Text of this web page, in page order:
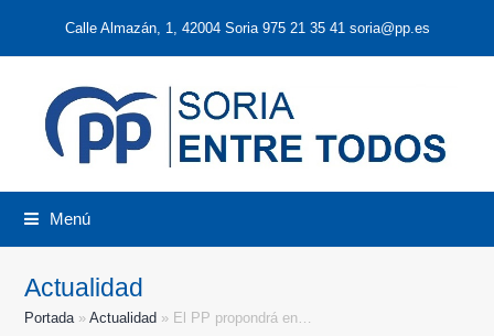
Calle Almazán, 1, 42004 Soria 975 21 35 41 soria@pp.es
Menú
Actualidad
Portada»Actualidad » El PP propondrá en…